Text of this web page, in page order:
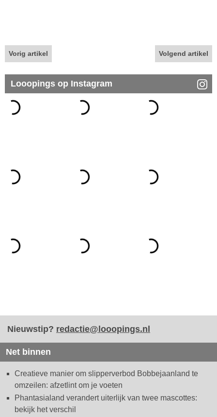
Vorig artikel Volgend artikel
Looopings op Instagram
Nieuwstip? redactie@looopings.nl
Net binnen
Creatieve manier om slipperverbod Bobbejaanland te
omzeilen: afzetlint om je voeten
Phantasialand verandert uiterlijk van twee mascottes:
bekijk het verschil